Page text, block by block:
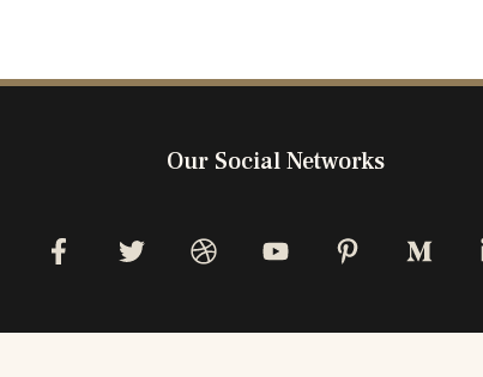
Our Social Networks